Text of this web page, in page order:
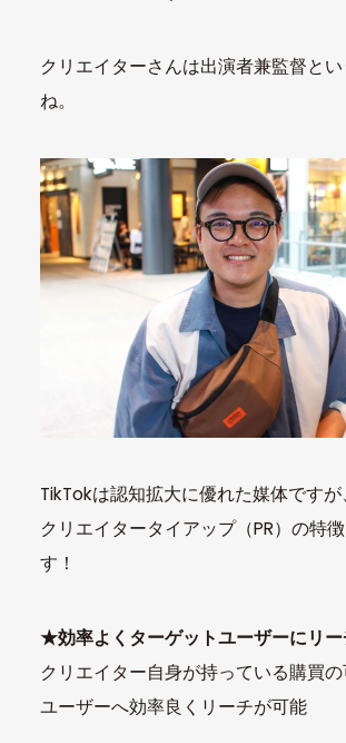
クリエイターさんは出演者兼監督と
ね。
TikTokは認知拡大に優れた媒体です
クリエイタータイアップ（PR）の特
す！
★効率よくターゲットユーザーにリー
クリエイター自身が持っている購買
ユーザーへ効率良くリーチが可能